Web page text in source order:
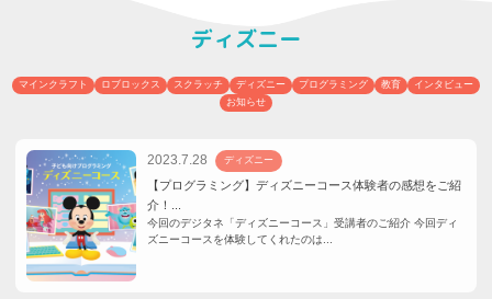
ディズニー
マインクラフト ロブロックス スクラッチ ディズニー プログラミング 教育
インタビュー
お知らせ
2023.7.28 ディズニー
【プログラミング】ディズニーコース体験者の感想をご紹
介！...
今回のデジタネ「ディズニーコース」受講者のご紹介 今回ディ
ズニーコースを体験してくれたのは...